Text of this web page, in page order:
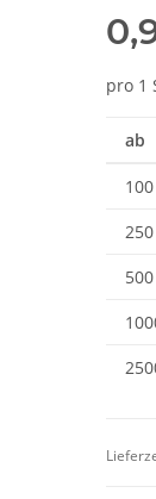
pro 1
ab
100
250
500